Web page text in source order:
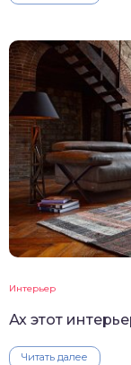
Интерьер
Ах этот
Читать далее